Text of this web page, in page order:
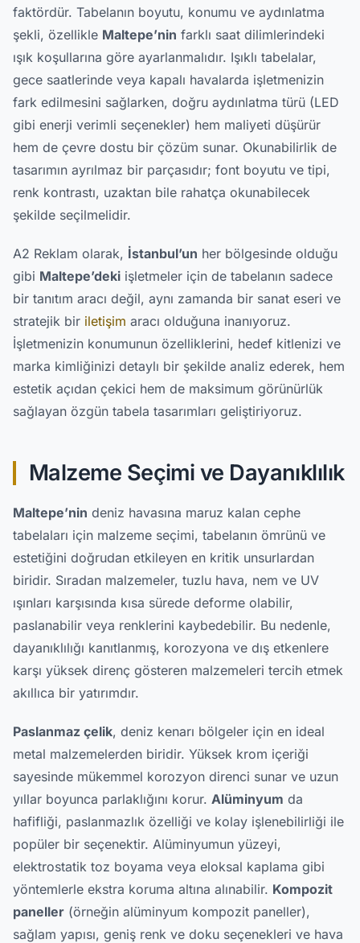
faktördür. Tabelanın boyutu, konumu ve aydınlatma
şekli, özellikle Maltepe’nin farklı saat dilimlerindeki
ışık koşullarına göre ayarlanmalıdır. Işıklı tabelalar,
gece saatlerinde veya kapalı havalarda işletmenizin
fark edilmesini sağlarken, doğru aydınlatma türü (LED
gibi enerji verimli seçenekler) hem maliyeti düşürür
hem de çevre dostu bir çözüm sunar. Okunabilirlik de
tasarımın ayrılmaz bir parçasıdır; font boyutu ve tipi,
renk kontrastı, uzaktan bile rahatça okunabilecek
şekilde seçilmelidir.
A2 Reklam olarak, İstanbul’un her bölgesinde olduğu
gibi Maltepe’deki işletmeler için de tabelanın sadece
bir tanıtım aracı değil, aynı zamanda bir sanat eseri ve
stratejik bir iletişim aracı olduğuna inanıyoruz.
İşletmenizin konumunun özelliklerini, hedef kitlenizi ve
marka kimliğinizi detaylı bir şekilde analiz ederek, hem
estetik açıdan çekici hem de maksimum görünürlük
sağlayan özgün tabela tasarımları geliştiriyoruz.
Malzeme Seçimi ve Dayanıklılık
Maltepe’nin deniz havasına maruz kalan cephe
tabelaları için malzeme seçimi, tabelanın ömrünü ve
estetiğini doğrudan etkileyen en kritik unsurlardan
biridir. Sıradan malzemeler, tuzlu hava, nem ve UV
ışınları karşısında kısa sürede deforme olabilir,
paslanabilir veya renklerini kaybedebilir. Bu nedenle,
dayanıklılığı kanıtlanmış, korozyona ve dış etkenlere
karşı yüksek direnç gösteren malzemeleri tercih etmek
akıllıca bir yatırımdır.
Paslanmaz çelik, deniz kenarı bölgeler için en ideal
metal malzemelerden biridir. Yüksek krom içeriği
sayesinde mükemmel korozyon direnci sunar ve uzun
yıllar boyunca parlaklığını korur. Alüminyum da
hafifliği, paslanmazlık özelliği ve kolay işlenebilirliği ile
popüler bir seçenektir. Alüminyumun yüzeyi,
elektrostatik toz boyama veya eloksal kaplama gibi
yöntemlerle ekstra koruma altına alınabilir. Kompozit
paneller (örneğin alüminyum kompozit paneller),
sağlam yapısı, geniş renk ve doku seçenekleri ve hava